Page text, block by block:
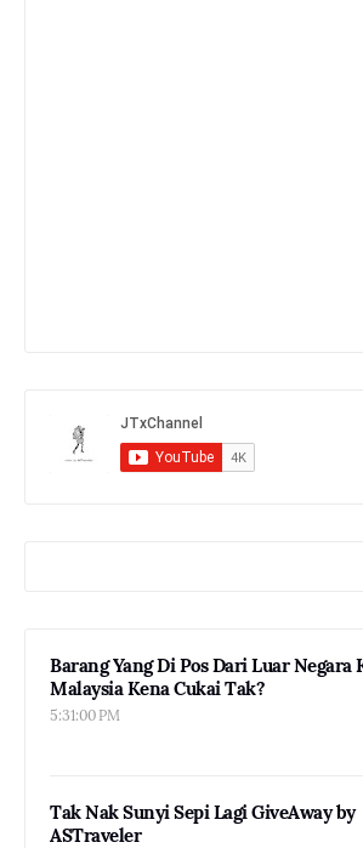
Barang Yang Di Pos Dari Luar Negara
Malaysia Kena Cukai Tak?
5:31:00 PM
Tak Nak Sunyi Sepi Lagi GiveAway by
ASTraveler